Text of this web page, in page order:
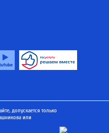
допускается только
или